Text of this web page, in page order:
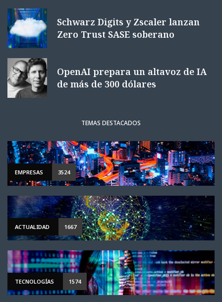
Schwarz Digits y Zscaler lanzan
Zero Trust SASE soberano
OpenAI prepara un altavoz de IA
de más de 300 dólares
TEMAS DESTACADOS
EMPRESAS 3524
ACTUALIDAD 1667
TECNOLOGÍAS 1574